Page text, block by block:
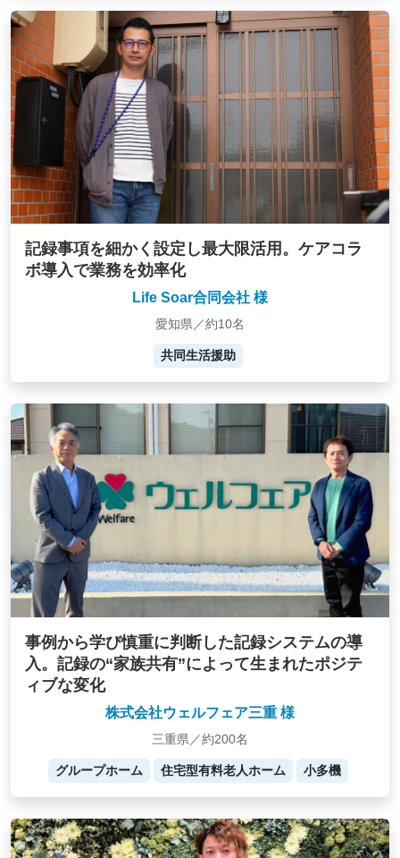
記録事項を細かく設定し最大限活用。ケアコラ
ボ導入で業務を効率化
Life Soar合同会社 様
愛知県／約10名
共同生活援助
事例から学び慎重に判断した記録システムの導
入。記録の“家族共有”によって生まれたポジテ
ィブな変化
株式会社ウェルフェア三重 様
三重県／約200名
グループホーム 住宅型有料老人ホーム 小多機